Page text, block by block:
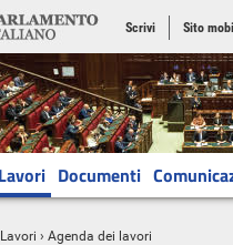
Scrivi Sito
Lavori Documenti
Lavori › Agenda dei lavori